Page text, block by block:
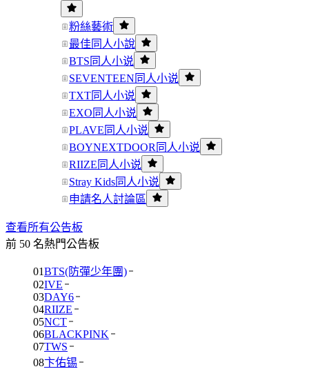
粉絲藝術
最佳同人小說
BTS同人小说
SEVENTEEN同人小说
TXT同人小说
EXO同人小说
PLAVE同人小说
BOYNEXTDOOR同人小说
RIIZE同人小说
Stray Kids同人小说
申請名人討論區
查看所有公告板
前 50 名熱門公告板
01BTS(防彈少年團)
02IVE
03DAY6
04RIIZE
05NCT
06BLACKPINK
07TWS
08卞佑锡